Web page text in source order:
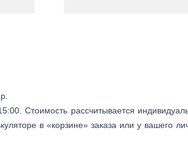
Стоимость рассчитывается
в «корзине» заказа или у вашего